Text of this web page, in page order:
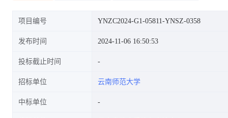
——第三批学生公寓(学聚4、6
栋学生公寓)组合家具设备采购
项目编号 YNZC2024-G1-05811-YNSZ-0358
发布时间 2024-11-06 16:50:53
投标截止时间
招标单位 云南师范大学
中标单位